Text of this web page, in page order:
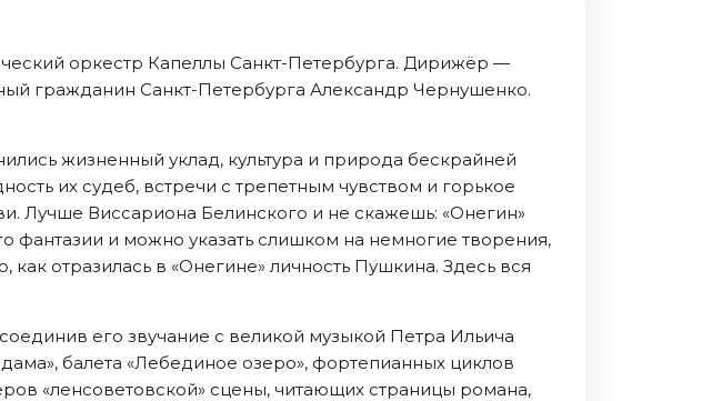
оркестр Капеллы Санкт-Петербурга. Дирижёр —
гражданин Санкт-Петербурга Александр Чернушенко.
жизненный уклад, культура и природа бескрайней
их судеб, встречи с трепетным чувством и горькое
Лучше Виссариона Белинского и не скажешь: «Онегин»
и можно указать слишком на немногие творения,
отразилась в «Онегине» личность Пушкина. Здесь вся
его звучание с великой музыкой Петра Ильича
балета «Лебединое озеро», фортепианных циклов
«ленсоветовской» сцены, читающих страницы романа,